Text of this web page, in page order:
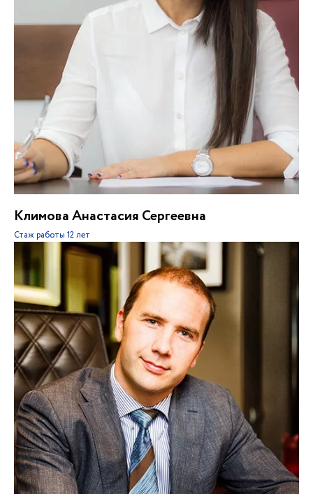
Климова Анастасия Сергеевна
Стаж работы 12 лет